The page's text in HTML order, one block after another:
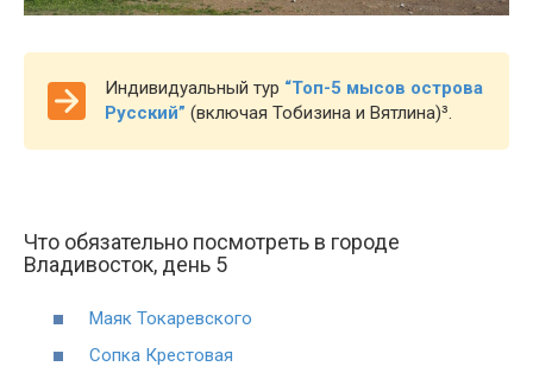
Индивидуальный тур “Топ-5 мысов острова
Русский” (включая Тобизина и Вятлина)³.
Что обязательно посмотреть в городе
Владивосток, день 5
Маяк Токаревского
Сопка Крестовая